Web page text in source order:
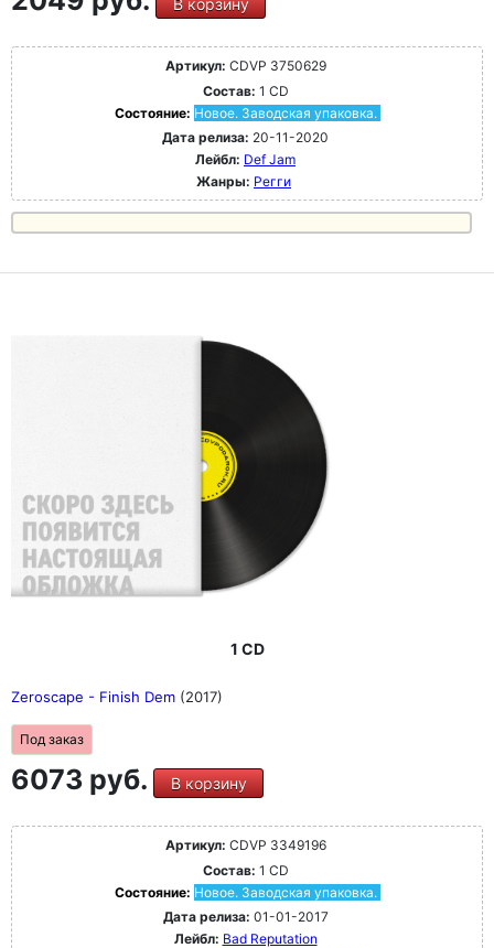
В корзину
Артикул: CDVP 3750629
Состав: 1 CD
Состояние: Новое. Заводская упаковка.
Дата релиза: 20-11-2020
Лейбл: Def Jam
Жанры: Регги
1 CD
Zeroscape - Finish Dem (2017)
Под заказ
6073 руб. В корзину
Артикул: CDVP 3349196
Состав: 1 CD
Состояние: Новое. Заводская упаковка.
Дата релиза: 01-01-2017
Лейбл: Bad Reputation